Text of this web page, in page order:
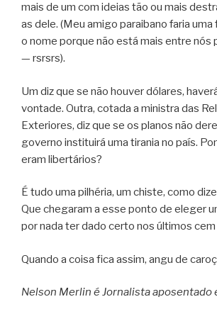
mais de um com ideias tão ou mais
as dele. (Meu amigo paraibano faria
o nome porque não está mais entre nós
— rsrsrs).
Um diz que se não houver dólares,
vontade. Outra, cotada a ministra das
Exteriores, diz que se os planos não
governo instituirá uma tirania no país.
eram libertários?
É tudo uma pilhéria, um chiste, como
Que chegaram a esse ponto de eleger
por nada ter dado certo nos últimos cem
Quando a coisa fica assim, angu de
Nelson Merlin é Jornalista aposentado